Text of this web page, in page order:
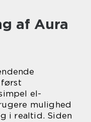
af Aura
el-
mulighed
i realtid. Siden